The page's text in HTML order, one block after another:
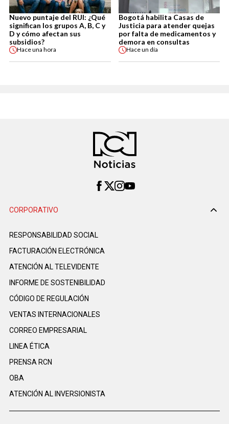
Nuevo puntaje del RUI: ¿Qué
significan los grupos A, B, C y
D y cómo afectan sus
subsidios?
Haceuna hora
Bogotá habilita Casas de
Justicia para atender quejas
por falta de medicamentos y
demora en consultas
Haceun día
CORPORATIVO
RESPONSABILIDAD SOCIAL
FACTURACIÓN ELECTRÓNICA
ATENCIÓN AL TELEVIDENTE
INFORME DE SOSTENIBILIDAD
CÓDIGO DE REGULACIÓN
VENTAS INTERNACIONALES
CORREO EMPRESARIAL
LINEA ÉTICA
PRENSA RCN
OBA
ATENCIÓN AL INVERSIONISTA